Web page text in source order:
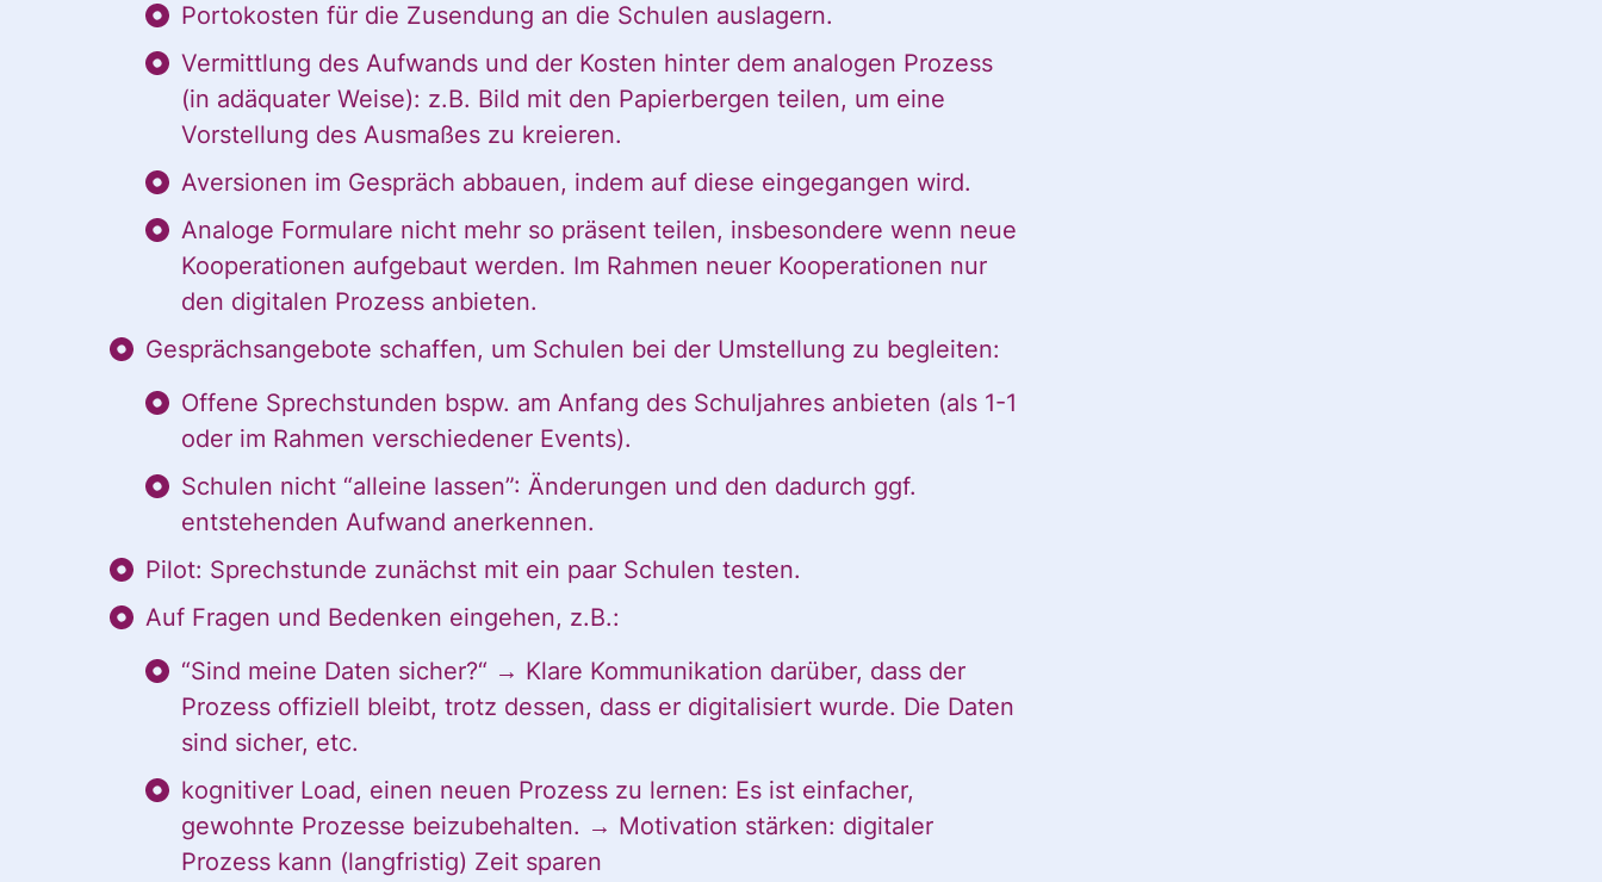
Portokosten für die Zusendung an die Schulen auslagern.
Vermittlung des Aufwands und der Kosten hinter dem analogen Prozess
(in adäquater Weise): z.B. Bild mit den Papierbergen teilen, um eine
Vorstellung des Ausmaßes zu kreieren.
Aversionen im Gespräch abbauen, indem auf diese eingegangen wird.
Analoge Formulare nicht mehr so präsent teilen, insbesondere wenn neue
Kooperationen aufgebaut werden. Im Rahmen neuer Kooperationen nur
den digitalen Prozess anbieten.
Gesprächsangebote schaffen, um Schulen bei der Umstellung zu begleiten:
Offene Sprechstunden bspw. am Anfang des Schuljahres anbieten (als 1-1
oder im Rahmen verschiedener Events).
Schulen nicht “alleine lassen”: Änderungen und den dadurch ggf.
entstehenden Aufwand anerkennen.
Pilot: Sprechstunde zunächst mit ein paar Schulen testen.
Auf Fragen und Bedenken eingehen, z.B.:
“Sind meine Daten sicher?“ → Klare Kommunikation darüber, dass der
Prozess offiziell bleibt, trotz dessen, dass er digitalisiert wurde. Die Daten
sind sicher, etc.
kognitiver Load, einen neuen Prozess zu lernen: Es ist einfacher,
gewohnte Prozesse beizubehalten. → Motivation stärken: digitaler
Prozess kann (langfristig) Zeit sparen